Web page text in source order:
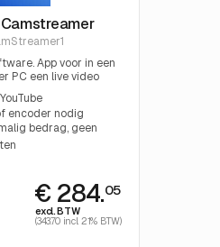
App voor in een
PC een live video
encoder nodig
bedrag, geen
€ 284.05
excl. BTW
(343.70 incl. 21% BTW)